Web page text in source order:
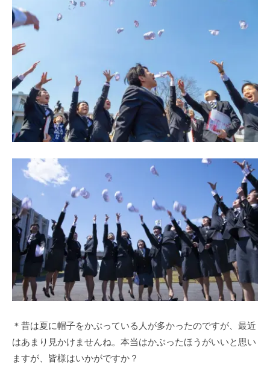
＊昔は夏に帽子をかぶっている人が多かったのですが、最近
はあまり見かけませんね。本当はかぶったほうがいいと思い
ますが、皆様はいかがですか？